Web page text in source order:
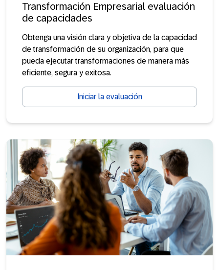
Transformación Empresarial evaluación
de capacidades
Obtenga una visión clara y objetiva de la capacidad
de transformación de su organización, para que
pueda ejecutar transformaciones de manera más
eficiente, segura y exitosa.
Iniciar la evaluación